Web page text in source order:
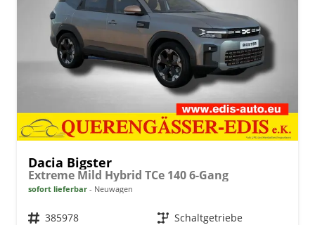
Dacia Bigster
Extreme Mild Hybrid TCe 140 6-Gang
sofort lieferbar Neuwagen
Fahrzeugnr. 385978 Getriebe Schaltgetriebe